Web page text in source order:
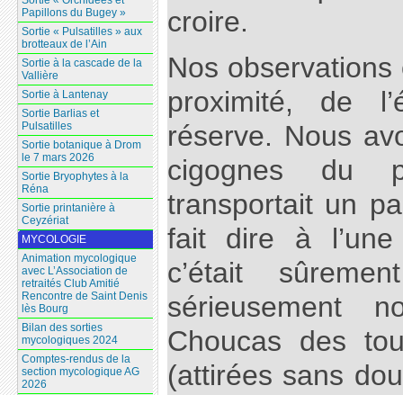
croire.
Nos
proximité, de
réserve. Nous
cigognes du
transportait un
fait dire à
c’était
sérieusement
Choucas des
(attirées sans
Papillons du Bugey »
Sortie « Pulsatilles » aux
brotteaux de l’Ain
Sortie à la cascade de la
Vallière
Sortie à Lantenay
Sortie Barlias et
Pulsatilles
Sortie botanique à Drom
le 7 mars 2026
Sortie Bryophytes à la
Réna
Sortie printanière à
Ceyzériat
MYCOLOGIE
Animation mycologique
avec L’Association de
retraités Club Amitié
Rencontre de Saint Denis
lès Bourg
Bilan des sorties
mycologiques 2024
Comptes-rendus de la
section mycologique AG
2026